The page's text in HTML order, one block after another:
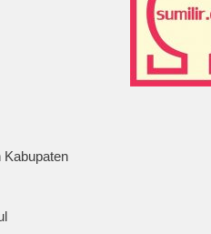
Kabupaten